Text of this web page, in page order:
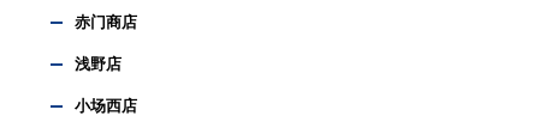
赤门商店
浅野店
小场西店